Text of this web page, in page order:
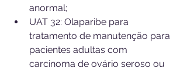
anormal;
UAT 32: Olaparibe para
tratamento de manutenção para
pacientes adultas com
carcinoma de ovário seroso ou